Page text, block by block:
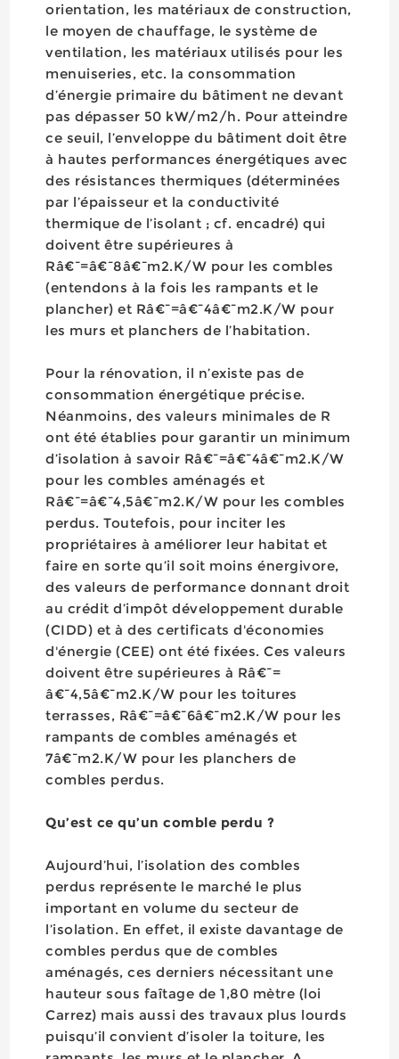
orientation, les matériaux de construction,
le moyen de chauffage, le système de
ventilation, les matériaux utilisés pour les
menuiseries, etc. la consommation
d’énergie primaire du bâtiment ne devant
pas dépasser 50 kW/m2/h. Pour atteindre
ce seuil, l’enveloppe du bâtiment doit être
à hautes performances énergétiques avec
des résistances thermiques (déterminées
par l’épaisseur et la conductivité
thermique de l’isolant ; cf. encadré) qui
doivent être supérieures à
Râ€¯=â€¯8â€¯m2.K/W pour les combles
(entendons à la fois les rampants et le
plancher) et Râ€¯=â€¯4â€¯m2.K/W pour
les murs et planchers de l’habitation.
Pour la rénovation, il n’existe pas de
consommation énergétique précise.
Néanmoins, des valeurs minimales de R
ont été établies pour garantir un minimum
d’isolation à savoir Râ€¯=â€¯4â€¯m2.K/W
pour les combles aménagés et
Râ€¯=â€¯4,5â€¯m2.K/W pour les combles
perdus. Toutefois, pour inciter les
propriétaires à améliorer leur habitat et
faire en sorte qu’il soit moins énergivore,
des valeurs de performance donnant droit
au crédit d’impôt développement durable
(CIDD) et à des certificats d'économies
d'énergie (CEE) ont été fixées. Ces valeurs
doivent être supérieures à Râ€¯=
â€¯4,5â€¯m2.K/W pour les toitures
terrasses, Râ€¯=â€¯6â€¯m2.K/W pour les
rampants de combles aménagés et
7â€¯m2.K/W pour les planchers de
combles perdus.
Qu’est ce qu’un comble perdu ?
Aujourd’hui, l’isolation des combles
perdus représente le marché le plus
important en volume du secteur de
l’isolation. En effet, il existe davantage de
combles perdus que de combles
aménagés, ces derniers nécessitant une
hauteur sous faîtage de 1,80 mètre (loi
Carrez) mais aussi des travaux plus lourds
puisqu’il convient d’isoler la toiture, les